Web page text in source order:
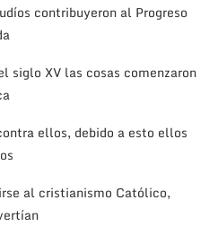
contribuyeron al Progreso
siglo XV las cosas comenzaron
ellos, debido a esto ellos
al cristianismo Católico,